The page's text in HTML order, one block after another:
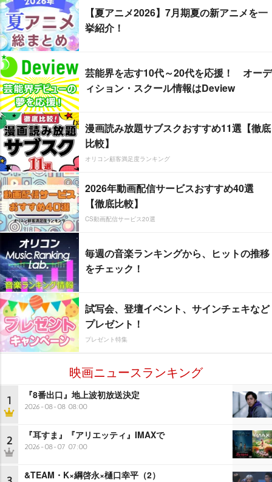
【夏アニメ2026】7月期夏の新アニメを一
挙紹介！
芸能界を志す10代～20代を応援！ オーデ
ィション・スクール情報はDeview
漫画読み放題サブスクおすすめ11選【徹底
比較】
オリコン顧客満足度ランキング
2026年動画配信サービスおすすめ40選
【徹底比較】
CS動画配信サービス20選
毎週の音楽ランキングから、ヒットの推移
をチェック！
試写会、登壇イベント、サインチェキなど
プレゼント！
プレゼント特集
映画ニュースランキング
1 『8番出口』地上波初放送決定
2026-08-08 08:00
2 『耳すま』『アリエッティ』IMAXで
2026-08-07 07:00
&TEAM・K×綱啓永×樋口幸平（2）